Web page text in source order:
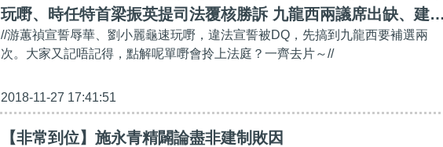
玩嘢、時任特首梁振英提司法覆核勝訴 九龍西兩議席出缺、建
陣營贏得支持
//游蕙禎宣誓辱華、劉小麗龜速玩嘢，違法宣誓被DQ，先搞到九龍西要補選兩
次。大家又記唔記得，點解呢單嘢會拎上法庭？一齊去片～//
2018-11-27 17:41:51
【非常到位】施永青精闢論盡非建制敗因